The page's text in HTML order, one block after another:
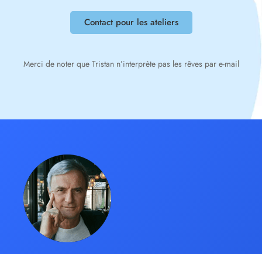
Contact pour les ateliers
Merci de noter que Tristan n’interprète pas les rêves par e-mail